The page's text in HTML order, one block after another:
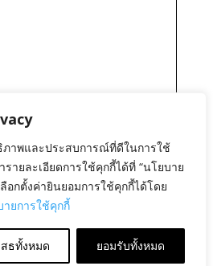
ภาพและประสบการณ์ที่ดีในการใช้
ายละเอียดการใช้คุกกี้ได้ที่ “นโยบาย
อกตั้งค่ายินยอมการใช้คุกกี้ได้โดย
ยการใช้คุกกี้
ธทั้งหมด ยอมรับทั้งหมด